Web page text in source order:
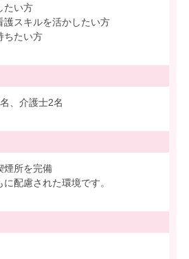
たい方
護スキルを活かしたい方
ちたい方
、介護士2名
煙所を完備
配慮された環境です。